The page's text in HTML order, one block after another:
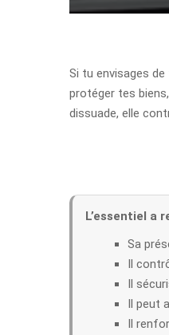
Si tu envisages de
protéger tes
dissuade, elle
L’essentiel a
Sa
Il
Il
Il peut
Il